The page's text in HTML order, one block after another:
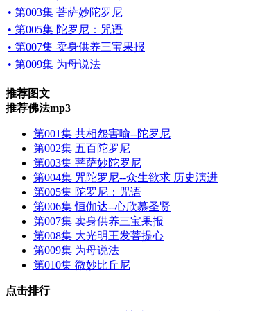
• 第003集 菩萨妙陀罗尼
• 第005集 陀罗尼：咒语
• 第007集 卖身供养三宝果报
• 第009集 为母说法
推荐图文
推荐佛法mp3
第001集 共相怨害喻--陀罗尼
第002集 五百陀罗尼
第003集 菩萨妙陀罗尼
第004集 咒陀罗尼--众生欲求 历史演进
第005集 陀罗尼：咒语
第006集 恒伽达--心欣慕圣贤
第007集 卖身供养三宝果报
第008集 大光明王发菩提心
第009集 为母说法
第010集 微妙比丘尼
点击排行